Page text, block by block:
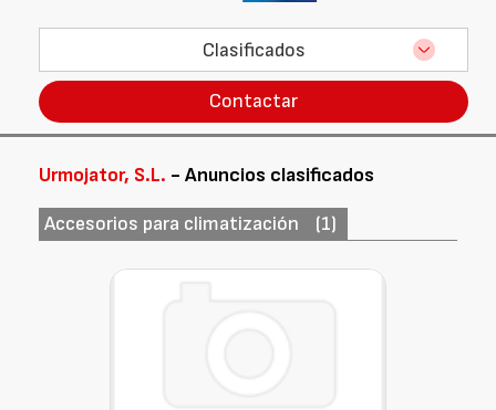
Clasificados
Contactar
Urmojator, S.L. - Anuncios clasificados
Accesorios para climatización (1)